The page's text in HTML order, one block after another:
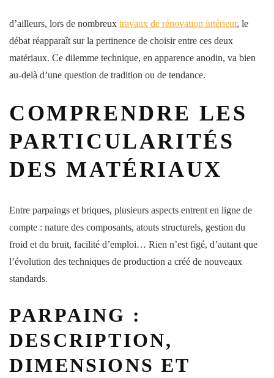
d’ailleurs, lors de nombreux travaux de rénovation intérieur, le
débat réapparaît sur la pertinence de choisir entre ces deux
matériaux. Ce dilemme technique, en apparence anodin, va bien
au-delà d’une question de tradition ou de tendance.
COMPRENDRE LES
PARTICULARITÉS
DES MATÉRIAUX
Entre parpaings et briques, plusieurs aspects entrent en ligne de
compte : nature des composants, atouts structurels, gestion du
froid et du bruit, facilité d’emploi… Rien n’est figé, d’autant que
l’évolution des techniques de production a créé de nouveaux
standards.
PARPAING :
DESCRIPTION,
DIMENSIONS ET